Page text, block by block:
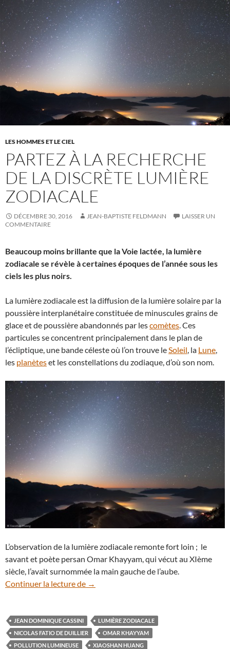
LES HOMMES ET LE CIEL
PARTEZ À LA RECHERCHE
DE LA DISCRÈTE LUMIÈRE
ZODIACALE
DÉCEMBRE 30, 2016 JEAN-BAPTISTE FELDMANN
LAISSER UN
COMMENTAIRE
Beaucoup moins brillante que la Voie lactée, la lumière
zodiacale se révèle à certaines époques de l’année sous les
ciels les plus noirs.
La lumière zodiacale est la diffusion de la lumière solaire par la
poussière interplanétaire constituée de minuscules grains de
glace et de poussière abandonnés par lescomètes. Ces
particules se concentrent principalement dans le plan de
l’écliptique, une bande céleste où l’on trouve leSoleil, la Lune,
les planèteset les constellations du zodiaque, d’où son nom.
L’observation de la lumière zodiacale remonte fort loin ; le
savant et poète persan Omar Khayyam, qui vécut au XIème
siècle, l’avait surnommée la main gauche de l’aube.
Continuer la lecture de
Partez à la recherche de la discrète
→
JEAN DOMINIQUE CASSINI
LUMIÈRE ZODIACALE
NICOLAS FATIO DE DUILLIER
OMAR KHAYYAM
POLLUTION LUMINEUSE
XIAOSHAN HUANG